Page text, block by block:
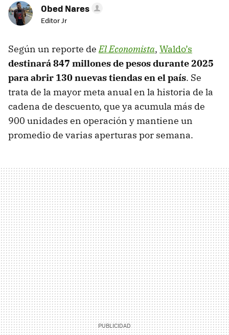
Obed Nares
Editor Jr
Según un reporte deEl Economista, Waldo’s
destinará 847 millones de pesos durante 2025
para abrir 130 nuevas tiendas en el país. Se
trata de la mayor meta anual en la historia de la
cadena de descuento, que ya acumula más de
900 unidades en operación y mantiene un
promedio de varias aperturas por semana.